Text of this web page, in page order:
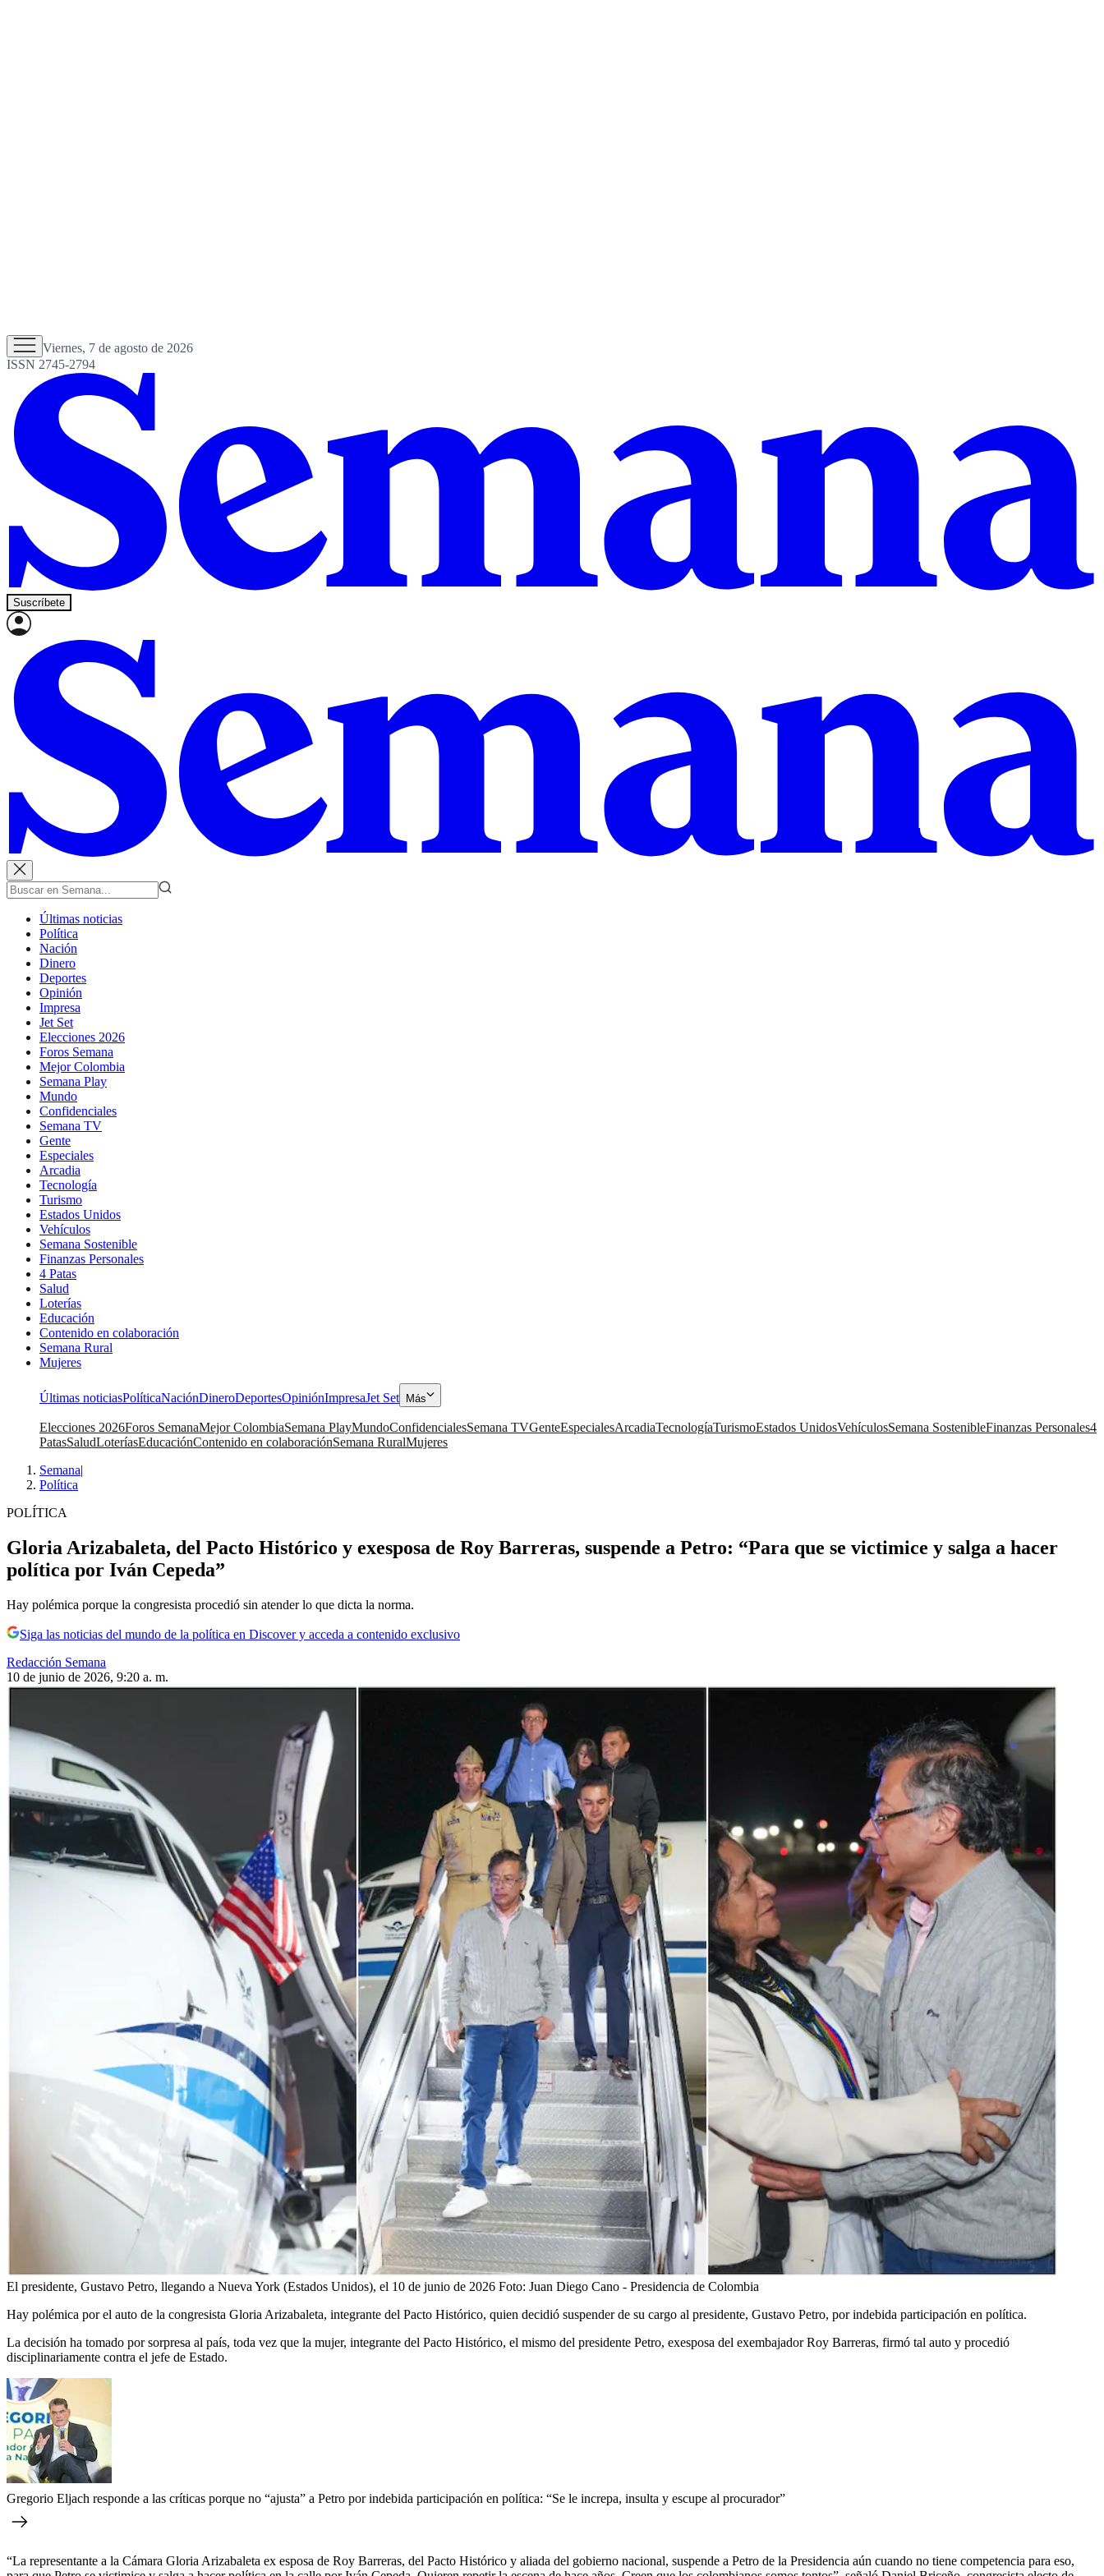
Viernes, 7 de agosto de 2026
ISSN 2745-2794
Suscríbete
Últimas noticias
Política
Nación
Dinero
Deportes
Opinión
Impresa
Jet Set
Elecciones 2026
Foros Semana
Mejor Colombia
Semana Play
Mundo
Confidenciales
Semana TV
Gente
Especiales
Arcadia
Tecnología
Turismo
Estados Unidos
Vehículos
Semana Sostenible
Finanzas Personales
4 Patas
Salud
Loterías
Educación
Contenido en colaboración
Semana Rural
Mujeres
Últimas noticiasPolíticaNaciónDineroDeportesOpiniónImpresaJet Set Más
Elecciones 2026Foros SemanaMejor ColombiaSemana PlayMundoConfidencialesSemana TVGenteEspecialesArcadiaTecnologíaTurismoEstados UnidosVehículosSemana SostenibleFinanzas Personales4
PatasSaludLoteríasEducaciónContenido en colaboraciónSemana RuralMujeres
Semana|
Política
POLÍTICA
Gloria Arizabaleta, del Pacto Histórico y exesposa de Roy Barreras, suspende a Petro: “Para que se victimice y salga a hacer
política por Iván Cepeda”
Hay polémica porque la congresista procedió sin atender lo que dicta la norma.
Siga las noticias del mundo de la política en Discover y acceda a contenido exclusivo
Redacción Semana
10 de junio de 2026, 9:20 a. m.
El presidente, Gustavo Petro, llegando a Nueva York (Estados Unidos), el 10 de junio de 2026 Foto: Juan Diego Cano - Presidencia de Colombia
Hay polémica por el auto de la congresista Gloria Arizabaleta, integrante del Pacto Histórico, quien decidió suspender de su cargo al presidente, Gustavo Petro, por indebida participación en política.
La decisión ha tomado por sorpresa al país, toda vez que la mujer, integrante del Pacto Histórico, el mismo del presidente Petro, exesposa del exembajador Roy Barreras, firmó tal auto y procedió
disciplinariamente contra el jefe de Estado.
Gregorio Eljach responde a las críticas porque no “ajusta” a Petro por indebida participación en política: “Se le increpa, insulta y escupe al procurador”
“La representante a la Cámara Gloria Arizabaleta ex esposa de Roy Barreras, del Pacto Histórico y aliada del gobierno nacional, suspende a Petro de la Presidencia aún cuando no tiene competencia para eso,